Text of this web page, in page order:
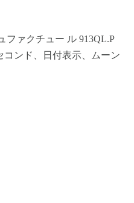
ファクチュー ル 913QL.P
コンド、日付表示、ムーン